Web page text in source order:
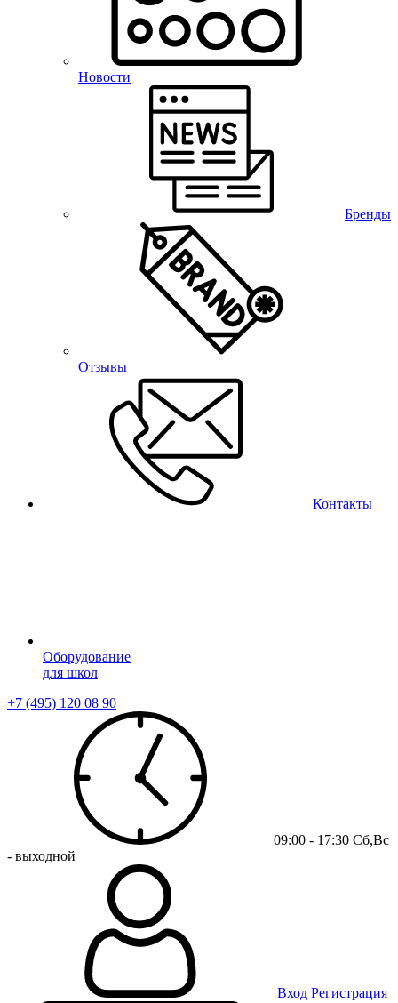
Новости
Бренды
Отзывы
Контакты
Оборудование
для школ
+7 (495) 120 08 90
09:00 - 17:30 Сб,Вс
- выходной
Вход Регистрация